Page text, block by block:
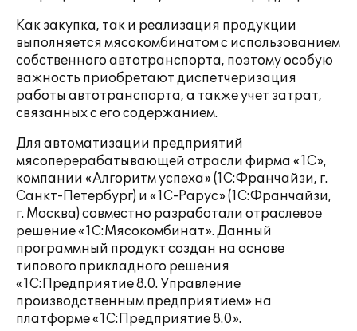
Как закупка, так и реализация продукции
выполняется мясокомбинатом с использованием
собственного автотранспорта, поэтому особую
важность приобретают диспетчеризация
работы автотранспорта, а также учет затрат,
связанных с его содержанием.
Для автоматизации предприятий
мясоперерабатывающей отрасли фирма «1С»,
компании «Алгоритм успеха» (1С:Франчайзи, г.
Санкт-Петербург) и «1С-Рарус» (1С:Франчайзи,
г. Москва) совместно разработали отраслевое
решение «1С:Мясокомбинат». Данный
программный продукт создан на основе
типового прикладного решения
«1С:Предприятие 8.0. Управление
производственным предприятием» на
платформе «1С:Предприятие 8.0».